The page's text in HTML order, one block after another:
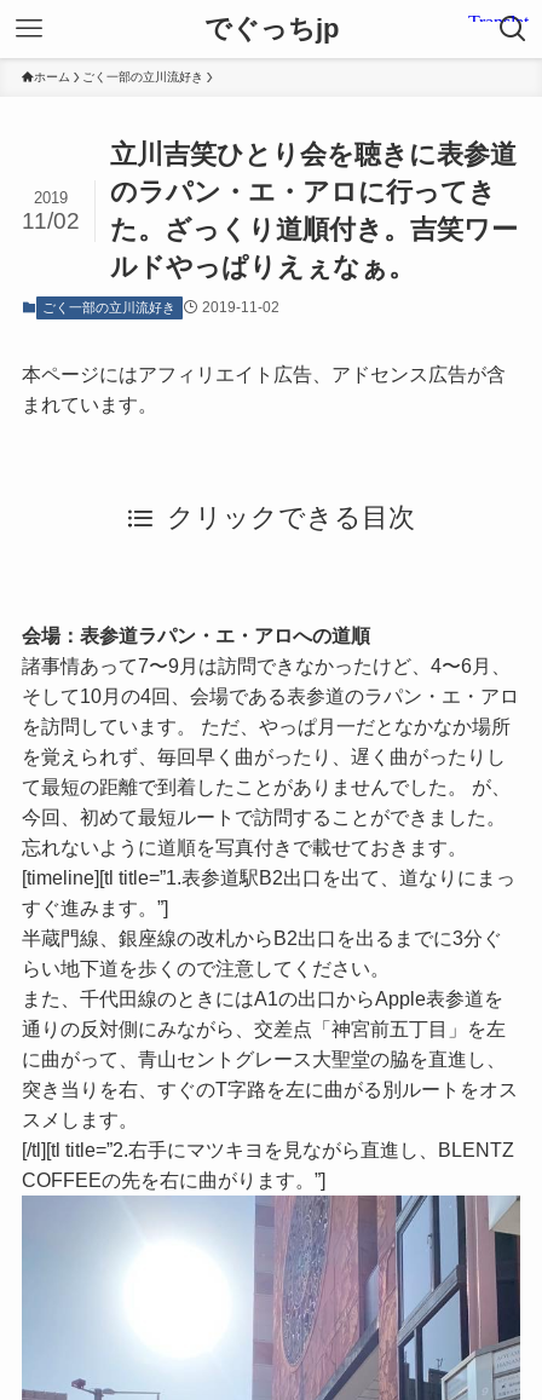
でぐっちjp
ホーム ごく一部の立川流好き
立川吉笑ひとり会を聴きに表参道
のラパン・エ・アロに行ってき
た。ざっくり道順付き。吉笑ワー
ルドやっぱりえぇなぁ。
2019
11/02
ごく一部の立川流好き 2019-11-02
本ページにはアフィリエイト広告、アドセンス広告が含
まれています。
クリックできる目次
会場：表参道ラパン・エ・アロへの道順
諸事情あって7〜9月は訪問できなかったけど、4〜6月、
そして10月の4回、会場である表参道のラパン・エ・アロ
を訪問しています。 ただ、やっぱ月一だとなかなか場所
を覚えられず、毎回早く曲がったり、遅く曲がったりし
て最短の距離で到着したことがありませんでした。 が、
今回、初めて最短ルートで訪問することができました。
忘れないように道順を写真付きで載せておきます。
[timeline][tl title=”1.表参道駅B2出口を出て、道なりにまっ
すぐ進みます。”]
半蔵門線、銀座線の改札からB2出口を出るまでに3分ぐ
らい地下道を歩くので注意してください。
また、千代田線のときにはA1の出口からApple表参道を
通りの反対側にみながら、交差点「神宮前五丁目」を左
に曲がって、青山セントグレース大聖堂の脇を直進し、
突き当りを右、すぐのT字路を左に曲がる別ルートをオス
スメします。
[/tl][tl title=”2.右手にマツキヨを見ながら直進し、BLENTZ
COFFEEの先を右に曲がります。”]